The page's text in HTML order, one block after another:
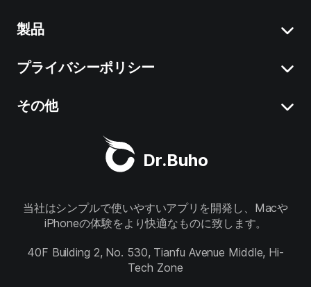
Dr.Buho
当社はシンプルで使いやすいアプリを開発し、Macや
iPhoneの体験をより快適なものに致します。
40F Building 2, No. 530, Tianfu Avenue Middle, Hi-
Tech Zone
Macの「システムデータ」を減らす
Macで不要なアプリをアンインストール
製品
BuhoCleaner
BuhoUnlocker
BuhoLaunchpad
プライバシーポリシー
利用規約
プライバシーポリシー
その他
ストア
フォローをお願いします